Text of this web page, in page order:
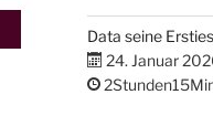
Data seine Ersties
24. Januar